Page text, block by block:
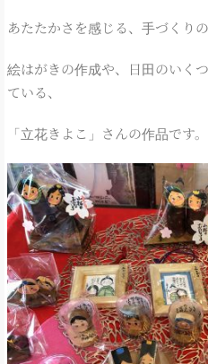
あたたかさを感じる、手づくりの
絵はがきの作成や、日田のいく
ている、
「立花きよこ」さんの作品です。